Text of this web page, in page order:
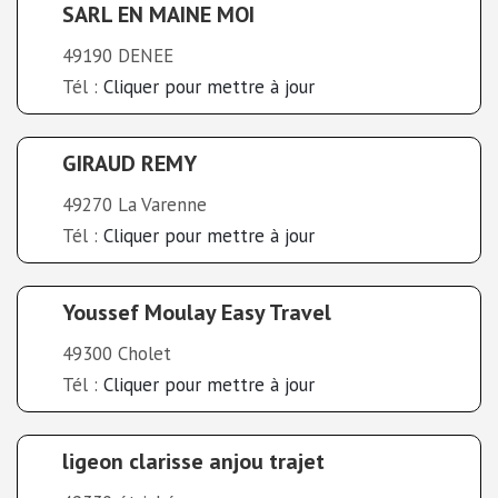
SARL EN MAINE MOI
49190 DENEE
Tél : Cliquer pour mettre à jour
GIRAUD REMY
49270 La Varenne
Tél : Cliquer pour mettre à jour
Youssef Moulay Easy Travel
49300 Cholet
Tél : Cliquer pour mettre à jour
ligeon clarisse anjou trajet